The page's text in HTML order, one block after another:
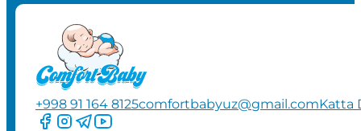
+998 91 164 8125comfortbabyuz@gmail.comKatta
Следите за нами на Facebook
Следите за нами в Instagram
Следите за нами в Telegram
Следите за нами в YouTube